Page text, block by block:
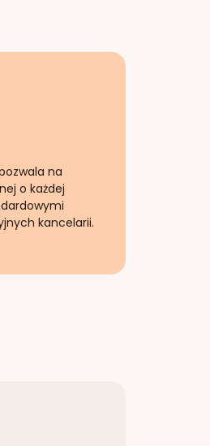
na
o każdej
kancelarii.